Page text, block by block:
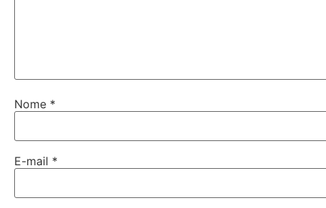
Nome *
E-mail *